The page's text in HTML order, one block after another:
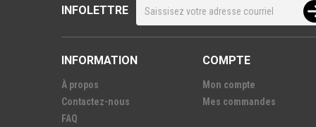
INFOLETTRE
INFORMATION
À propos
Contactez-nous
FAQ
COMPTE
Mon compte
Mes commandes